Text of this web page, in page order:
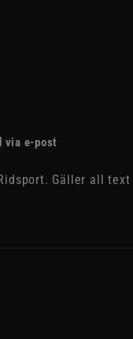
via e-post
Gäller all text